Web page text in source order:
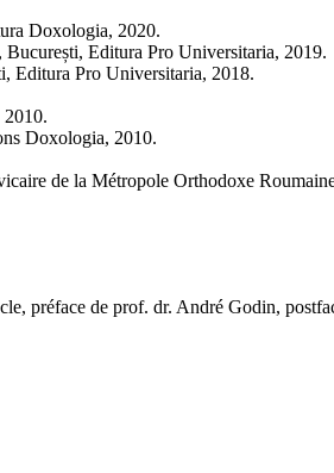
Doxologia, 2020.
București, Editura Pro Universitaria, 2019.
Editura Pro Universitaria, 2018.
Doxologia, 2010.
de la Métropole Orthodoxe
préface de prof. dr. André Godin,